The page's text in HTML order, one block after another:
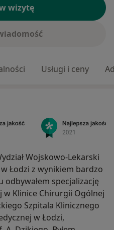
wizytę
Usługi i ceny
Wojskowo-Lekarski
Łodzi z wynikiem bardzo
specjalizację
Klinice Chirurgii Ogólnej
Szpitala Klinicznego
w Łodzi,